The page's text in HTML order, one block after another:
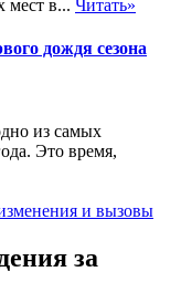
мест в... Читать»
дождя сезона
из самых
Это время,
и вызовы
за